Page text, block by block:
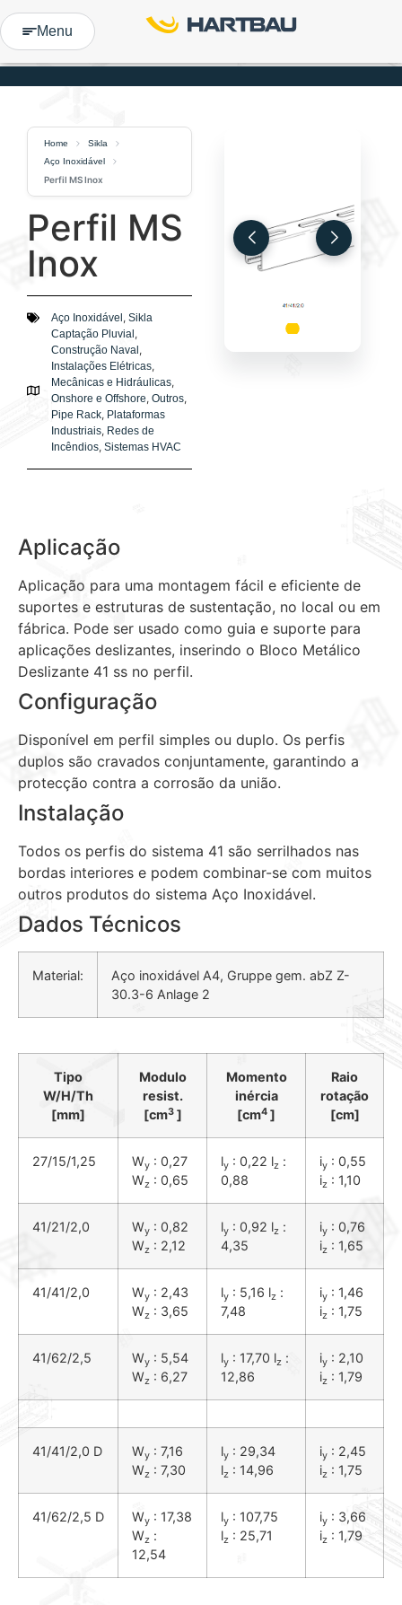
Menu
Home
Sikla
Aço Inoxidável
Perfil MS Inox
Perfil MS
Inox
Aço Inoxidável , Sikla
Captação Pluvial ,
Construção Naval ,
Instalações Elétricas,
Mecânicas e Hidráulicas,
Onshore e Offshore, Outros,
Pipe Rack, Plataformas
Industriais, Redes de
Incêndios, Sistemas HVAC
Aplicação
Aplicação para uma montagem fácil e eficiente de
suportes e estruturas de sustentação, no local ou em
fábrica. Pode ser usado como guia e suporte para
aplicações deslizantes, inserindo o Bloco Metálico
Deslizante 41 ss no perfil.
Configuração
Disponível em perfil simples ou duplo. Os perfis
duplos são cravados conjuntamente, garantindo a
protecção contra a corrosão da união.
Instalação
Todos os perfis do sistema 41 são serrilhados nas
bordas interiores e podem combinar-se com muitos
outros produtos do sistema Aço Inoxidável.
Dados Técnicos
Material:
Aço inoxidável A4, Gruppe gem. abZ Z-
30.3-6 Anlage 2
Tipo
W/H/Th
[mm]
Modulo
resist.
[cm3]
Momento
inércia
[cm4 ]
Raio
rotação
[cm]
27/15/1,25 Wy : 0,27
Wz : 0,65
ly : 0,22 lz :
0,88
iy : 0,55
iz : 1,10
41/21/2,0 Wy : 0,82
Wz : 2,12
ly : 0,92 lz :
4,35
iy : 0,76
iz : 1,65
41/41/2,0 Wy : 2,43
Wz : 3,65
ly : 5,16 lz :
7,48
iy : 1,46
iz : 1,75
41/62/2,5 Wy : 5,54
Wz : 6,27
ly : 17,70 lz :
12,86
iy : 2,10
iz : 1,79
41/41/2,0 D Wy : 7,16
Wz : 7,30
ly : 29,34
lz : 14,96
iy : 2,45
iz : 1,75
41/62/2,5 D Wy : 17,38
Wz :
12,54
ly : 107,75
lz : 25,71
iy : 3,66
iz : 1,79